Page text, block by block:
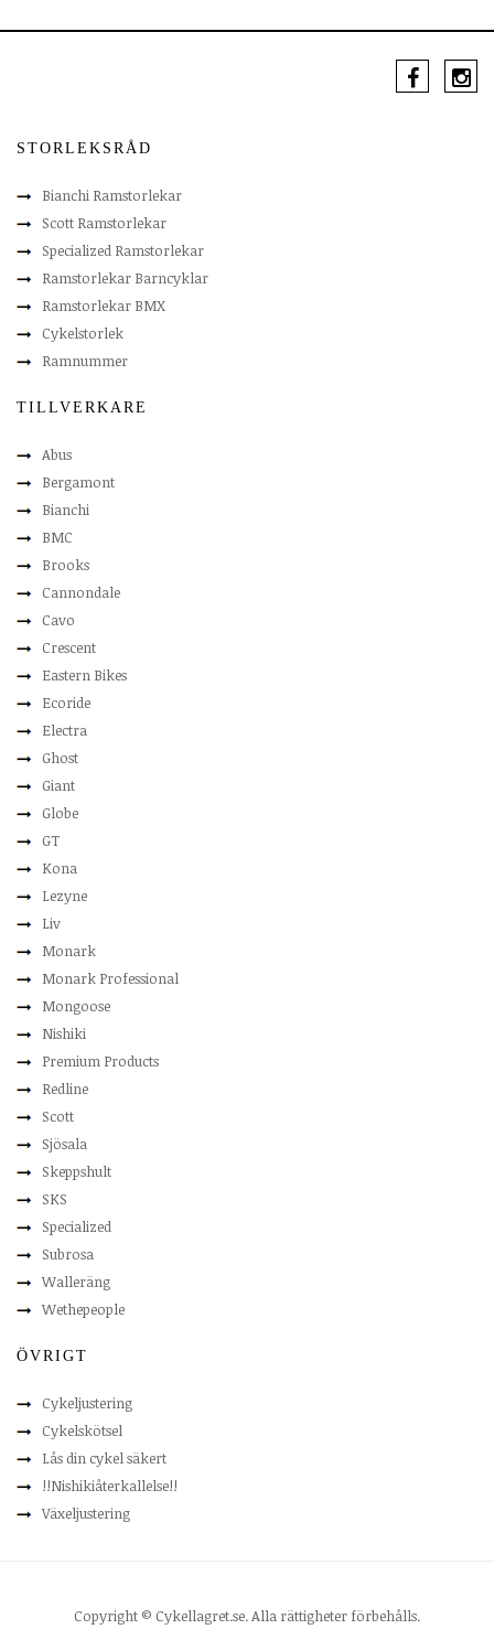
STORLEKSRÅD
Bianchi Ramstorlekar
Scott Ramstorlekar
Specialized Ramstorlekar
Ramstorlekar Barncyklar
Ramstorlekar BMX
Cykelstorlek
Ramnummer
TILLVERKARE
Abus
Bergamont
Bianchi
BMC
Brooks
Cannondale
Cavo
Crescent
Eastern Bikes
Ecoride
Electra
Ghost
Giant
Globe
GT
Kona
Lezyne
Liv
Monark
Monark Professional
Mongoose
Nishiki
Premium Products
Redline
Scott
Sjösala
Skeppshult
SKS
Specialized
Subrosa
Walleräng
Wethepeople
ÖVRIGT
Cykeljustering
Cykelskötsel
Lås din cykel säkert
!!Nishikiåterkallelse!!
Växeljustering
Copyright © Cykellagret.se. Alla rättigheter förbehålls.